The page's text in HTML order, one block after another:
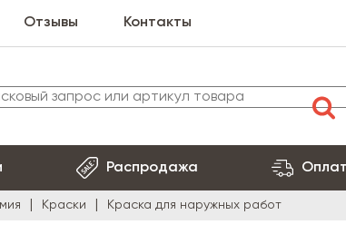
Отзывы Контакты
Распродажа
Краски Краска для наружных работ